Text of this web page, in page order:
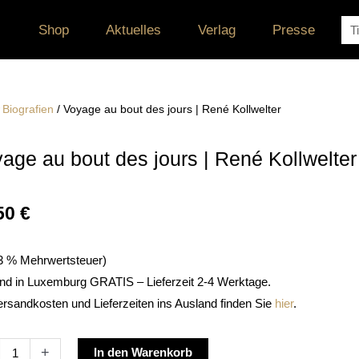
Shop Aktuelles Verlag Presse
Biografien / Voyage au bout des jours | René Kollwelter
au bout des jours | René Kollwelter
€
% Mehrwertsteuer)
in Luxemburg GRATIS – Lieferzeit 2-4 Werktage.
und Lieferzeiten ins Ausland finden Sie hier.
+ In den Warenkorb